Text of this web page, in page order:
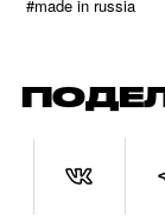
#made in russia